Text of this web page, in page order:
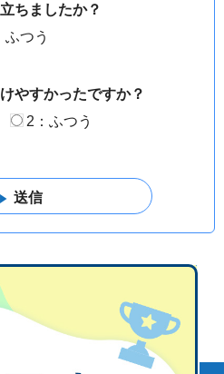
ちましたか？
ふつう
やすかったですか？
2：ふつう